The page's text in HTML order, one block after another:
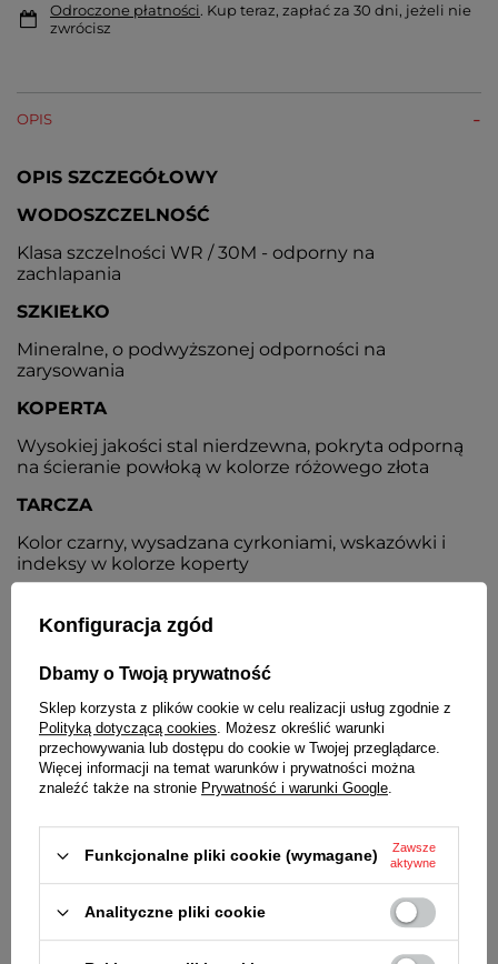
Odroczone płatności. Kup teraz, zapłać za 30 dni, jeżeli nie
zwrócisz
OPIS
OPIS SZCZEGÓŁOWY
WODOSZCZELNOŚĆ
Klasa szczelności WR / 30M - odporny na
zachlapania
SZKIEŁKO
Mineralne, o podwyższonej odporności na
zarysowania
KOPERTA
Wysokiej jakości stal nierdzewna, pokryta odporną
na ścieranie powłoką w kolorze różowego złota
TARCZA
Kolor czarny, wysadzana cyrkoniami, wskazówki i
indeksy w kolorze koperty
Wysokiej jakości stal nierdzewna, pokryta odporną
na ścieranie powłoką w kolorze różowego zlota
ZAPIĘCIE
Motylkowe z zabezpieczeniem
BATERIA
konieczności wymiany baterii - 3 lata
ŚREDNICA KOPERTY
34 mm
GRUBOŚĆ KOPERTY
Konfiguracja zgód
Dbamy o Twoją prywatność
Sklep korzysta z plików cookie w celu realizacji usług zgodnie z
Polityką dotyczącą cookies. Możesz określić warunki
przechowywania lub dostępu do cookie w Twojej przeglądarce.
Więcej informacji na temat warunków i prywatności można
znaleźć także na stronie Prywatność i warunki Google.
Funkcjonalne pliki cookie (wymagane)
Zawsze
aktywne
Analityczne pliki cookie